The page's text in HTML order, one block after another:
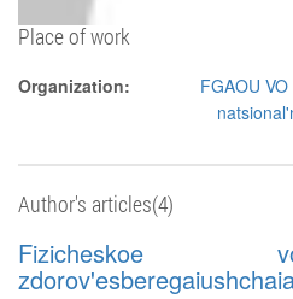
Place of work
Organization:
FGAOU
Author's articles(4)
Fizicheskoe